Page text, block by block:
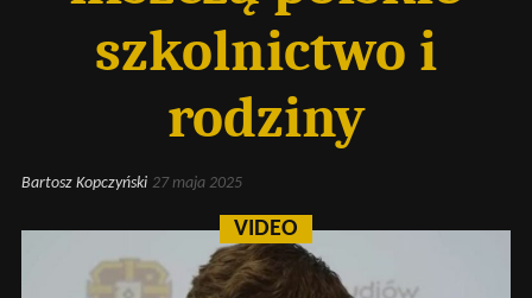
szkolnictwo i
rodziny
Bartosz Kopczyński 27 maja 2025
VIDEO